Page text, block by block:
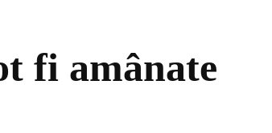
fi amânate